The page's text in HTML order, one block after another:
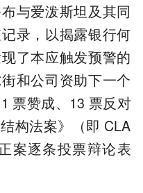
与爱泼斯坦及其同
录，以揭露银行何
了本应触发预警的
和公司资助下一个
票赞成、13 票反对
构法案》（即 CLA
案逐条投票辩论表